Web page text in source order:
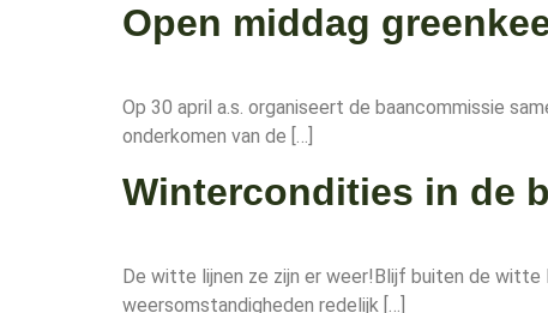
Open middag
Op 30 april a.s. organiseert de baancommissie
onderkomen van de […]
Wintercondities in de
De witte lijnen ze zijn er weer!Blijf buiten de witte
weersomstandigheden redelijk […]